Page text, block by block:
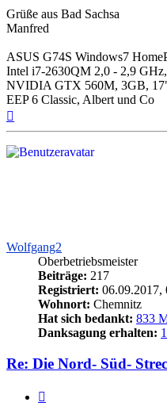
Grüße aus Bad Sachsa
Manfred
ASUS G74S Windows7
Intel i7-2630QM 2,0 - 2,9
NVIDIA GTX 560M, 3GB,
EEP 6 Classic, Albert und Co
Wolfgang2
Oberbetriebsmeister
Beiträge: 217
Registriert: 06.09.2017,
Wohnort: Chemnitz
Hat sich bedankt: 833
Danksagung erhalten:
Re: Die Nord- Süd-